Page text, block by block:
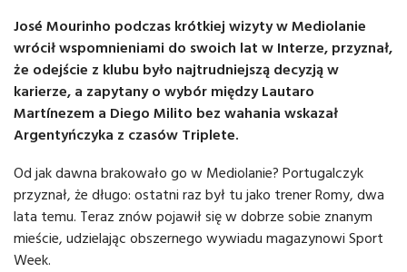
José Mourinho podczas krótkiej wizyty w Mediolanie
wrócił wspomnieniami do swoich lat w Interze, przyznał,
że odejście z klubu było najtrudniejszą decyzją w
karierze, a zapytany o wybór między Lautaro
Martínezem a Diego Milito bez wahania wskazał
Argentyńczyka z czasów Triplete.
Od jak dawna brakowało go w Mediolanie? Portugalczyk
przyznał, że długo: ostatni raz był tu jako trener Romy, dwa
lata temu. Teraz znów pojawił się w dobrze sobie znanym
mieście, udzielając obszernego wywiadu magazynowi Sport
Week.